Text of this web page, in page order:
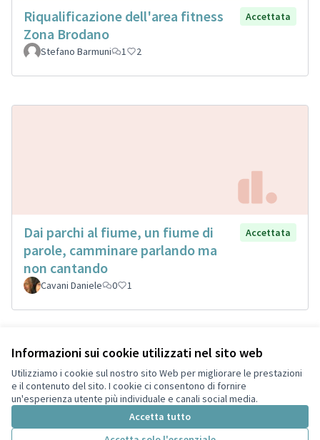
Informazioni sui cookie utilizzati nel sito web
Utilizziamo i cookie sul nostro sito Web per migliorare le prestazioni
e il contenuto del sito. I cookie ci consentono di fornire
un'esperienza utente più individuale e canali social media.
Accetta tutto
Riqualificazione dell'area fitness
Zona Brodano
Accettata
Stefano Barmuni 1 2
Dai parchi al fiume, un fiume di
parole, camminare parlando ma
non cantando
Accettata
Cavani Daniele 0 1
Termini di servizio
Impostazioni dei cookie
Italiano
Choose languageScegli la lingua